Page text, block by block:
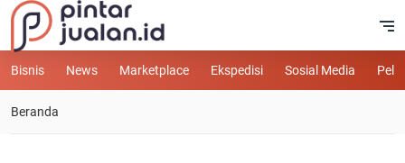
Bisnis News Marketplace Ekspedisi Sosial Media
Beranda